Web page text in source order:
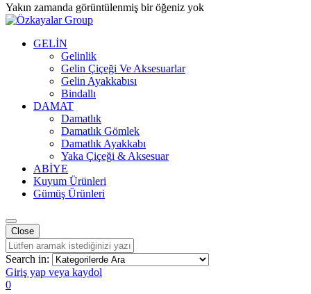
Yakın zamanda görüntülenmiş bir öğeniz yok
GELİN
Gelinlik
Gelin Çiçeği Ve Aksesuarlar
Gelin Ayakkabısı
Bindallı
DAMAT
Damatlık
Damatlık Gömlek
Damatlık Ayakkabı
Yaka Çiçeği & Aksesuar
ABİYE
Kuyum Ürünleri
Gümüş Ürünleri
Close
Search in:
Giriş yap veya kaydol
0